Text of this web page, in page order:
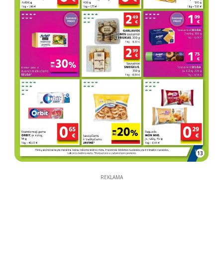
13
REKLAMA